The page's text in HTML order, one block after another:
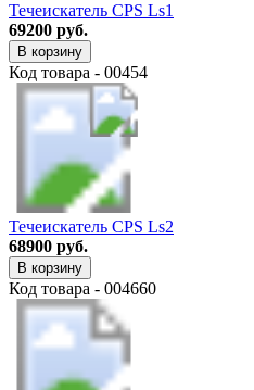
Течеискатель CPS Ls1
69200 руб.
В корзину
Код товара - 00454
Течеискатель CPS Ls2
68900 руб.
В корзину
Код товара - 004660